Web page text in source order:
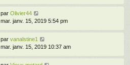
par Olivier44
mar. janv. 15, 2019 5:54 pm
par vanalstine1
mar. janv. 15, 2019 10:37 am